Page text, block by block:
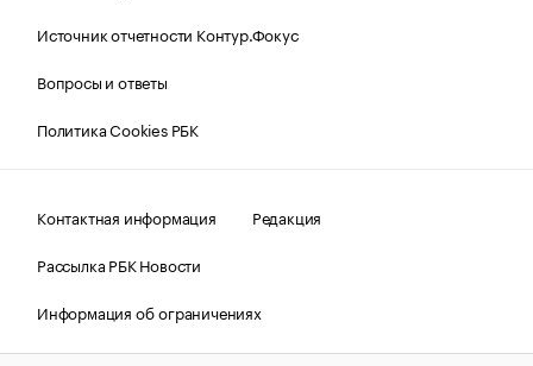
Источник отчетности Контур.Фокус
Вопросы и ответы
Политика Cookies РБК
Контактная информация
Редакция
Рассылка РБК Новости
Информация об ограничениях
Правовая информация
О соблюдении авторских прав